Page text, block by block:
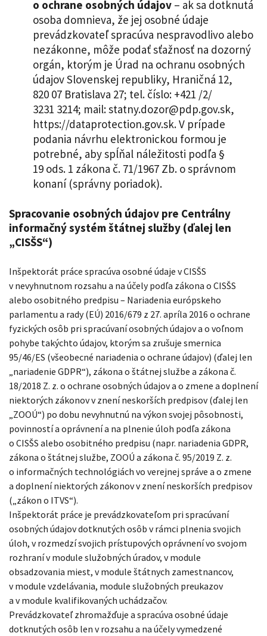
o ochrane osobných údajov – ak sa dotknutá
osoba domnieva, že jej osobné údaje
prevádzkovateľ spracúva nespravodlivo alebo
nezákonne, môže podať sťažnosť na dozorný
orgán, ktorým je Úrad na ochranu osobných
údajov Slovenskej republiky, Hraničná 12,
820 07 Bratislava 27; tel. číslo: +421 /2/
3231 3214; mail: statny.dozor@pdp.gov.sk,
https://dataprotection.gov.sk. V prípade
podania návrhu elektronickou formou je
potrebné, aby spĺňal náležitosti podľa §
19 ods. 1 zákona č. 71/1967 Zb. o správnom
konaní (správny poriadok).
Spracovanie osobných údajov pre Centrálny
informačný systém štátnej služby (ďalej len
„CISŠS“)
Inšpektorát práce spracúva osobné údaje v CISŠS
v nevyhnutnom rozsahu a na účely podľa zákona o CISŠS
alebo osobitného predpisu – Nariadenia európskeho
parlamentu a rady (EÚ) 2016/679 z 27. apríla 2016 o ochrane
fyzických osôb pri spracúvaní osobných údajov a o voľnom
pohybe takýchto údajov, ktorým sa zrušuje smernica
95/46/ES (všeobecné nariadenia o ochrane údajov) (ďalej len
„nariadenie GDPR“), zákona o štátnej službe a zákona č.
18/2018 Z. z. o ochrane osobných údajov a o zmene a doplnení
niektorých zákonov v znení neskorších predpisov (ďalej len
„ZOOÚ“) po dobu nevyhnutnú na výkon svojej pôsobnosti,
povinností a oprávnení a na plnenie úloh podľa zákona
o CISŠS alebo osobitného predpisu (napr. nariadenia GDPR,
zákona o štátnej službe, ZOOÚ a zákona č. 95/2019 Z. z.
o informačných technológiách vo verejnej správe a o zmene
a doplnení niektorých zákonov v znení neskorších predpisov
(„zákon o ITVS“).
Inšpektorát práce je prevádzkovateľom pri spracúvaní
osobných údajov dotknutých osôb v rámci plnenia svojich
úloh, v rozmedzí svojich prístupových oprávnení vo svojom
rozhraní v module služobných úradov, v module
obsadzovania miest, v module štátnych zamestnancov,
v module vzdelávania, module služobných preukazov
a v module kvalifikovaných uchádzačov.
Prevádzkovateľ zhromažďuje a spracúva osobné údaje
dotknutých osôb len v rozsahu a na účely vymedzené